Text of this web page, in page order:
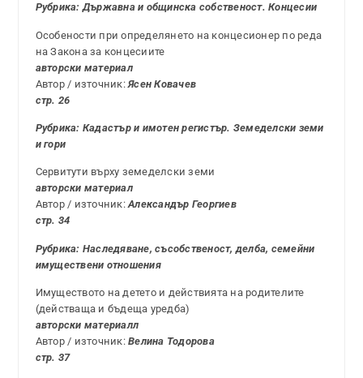
Рубрика: Държавна и общинска собственост. Концесии
Особености при определянето на концесионер по реда
на Закона за концесиите
авторски материал
Автор / източник:Ясен Ковачев
стр. 26
Рубрика: Кадастър и имотен регистър. Земеделски земи
и гори
Сервитути върху земеделски земи
авторски материал
Автор / източник:Александър Георгиев
стр. 34
Рубрика: Наследяване, съсобственост, делба, семейни
имуществени отношения
Имуществото на детето и действията на родителите
(действаща и бъдеща уредба)
авторски материалл
Автор / източник:Велина Тодорова
стр. 37